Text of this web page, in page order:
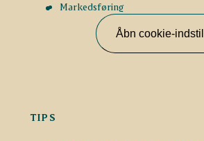
Markedsføring
Åbn cookie-
TIPS